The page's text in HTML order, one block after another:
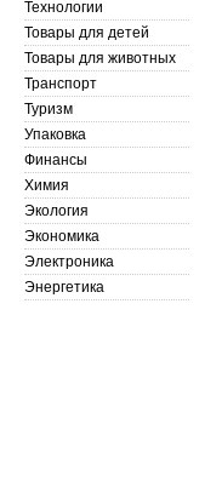
Технологии
Товары для детей
Товары для животных
Транспорт
Туризм
Упаковка
Финансы
Химия
Экология
Экономика
Электроника
Энергетика